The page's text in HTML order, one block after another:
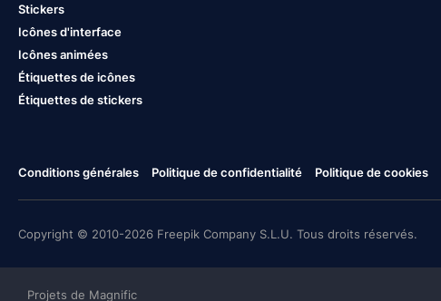
Stickers
Icônes d'interface
Icônes animées
Étiquettes de icônes
Étiquettes de stickers
Conditions générales Politique de confidentialité Politique de cookies
Copyright © 2010-2026 Freepik Company S.L.U. Tous droits réservés.
Projets de Magnific